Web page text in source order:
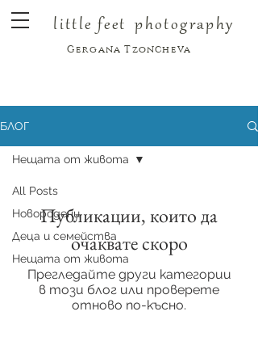
little feet
Gergana Tzoncheva
photography
БЛОГ
All Posts
Новородени
Деца и семейства
Нещата от живота
Нещата от живота
Публикации, които да
очаквате скоро
Прегледайте други категории
в този блог или проверете
отново по-късно.